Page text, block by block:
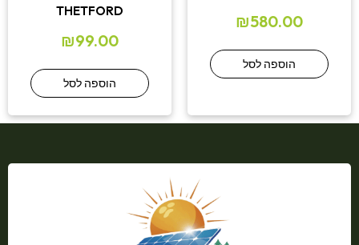
₪580.00
הוספה לסל
THETFORD
₪99.00
הוספה לסל